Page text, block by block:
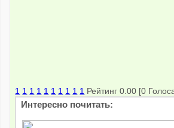
1 1 1 1 1 1 1 1 1 1 Рейтинг 0.00 [0
Интересно почитать: